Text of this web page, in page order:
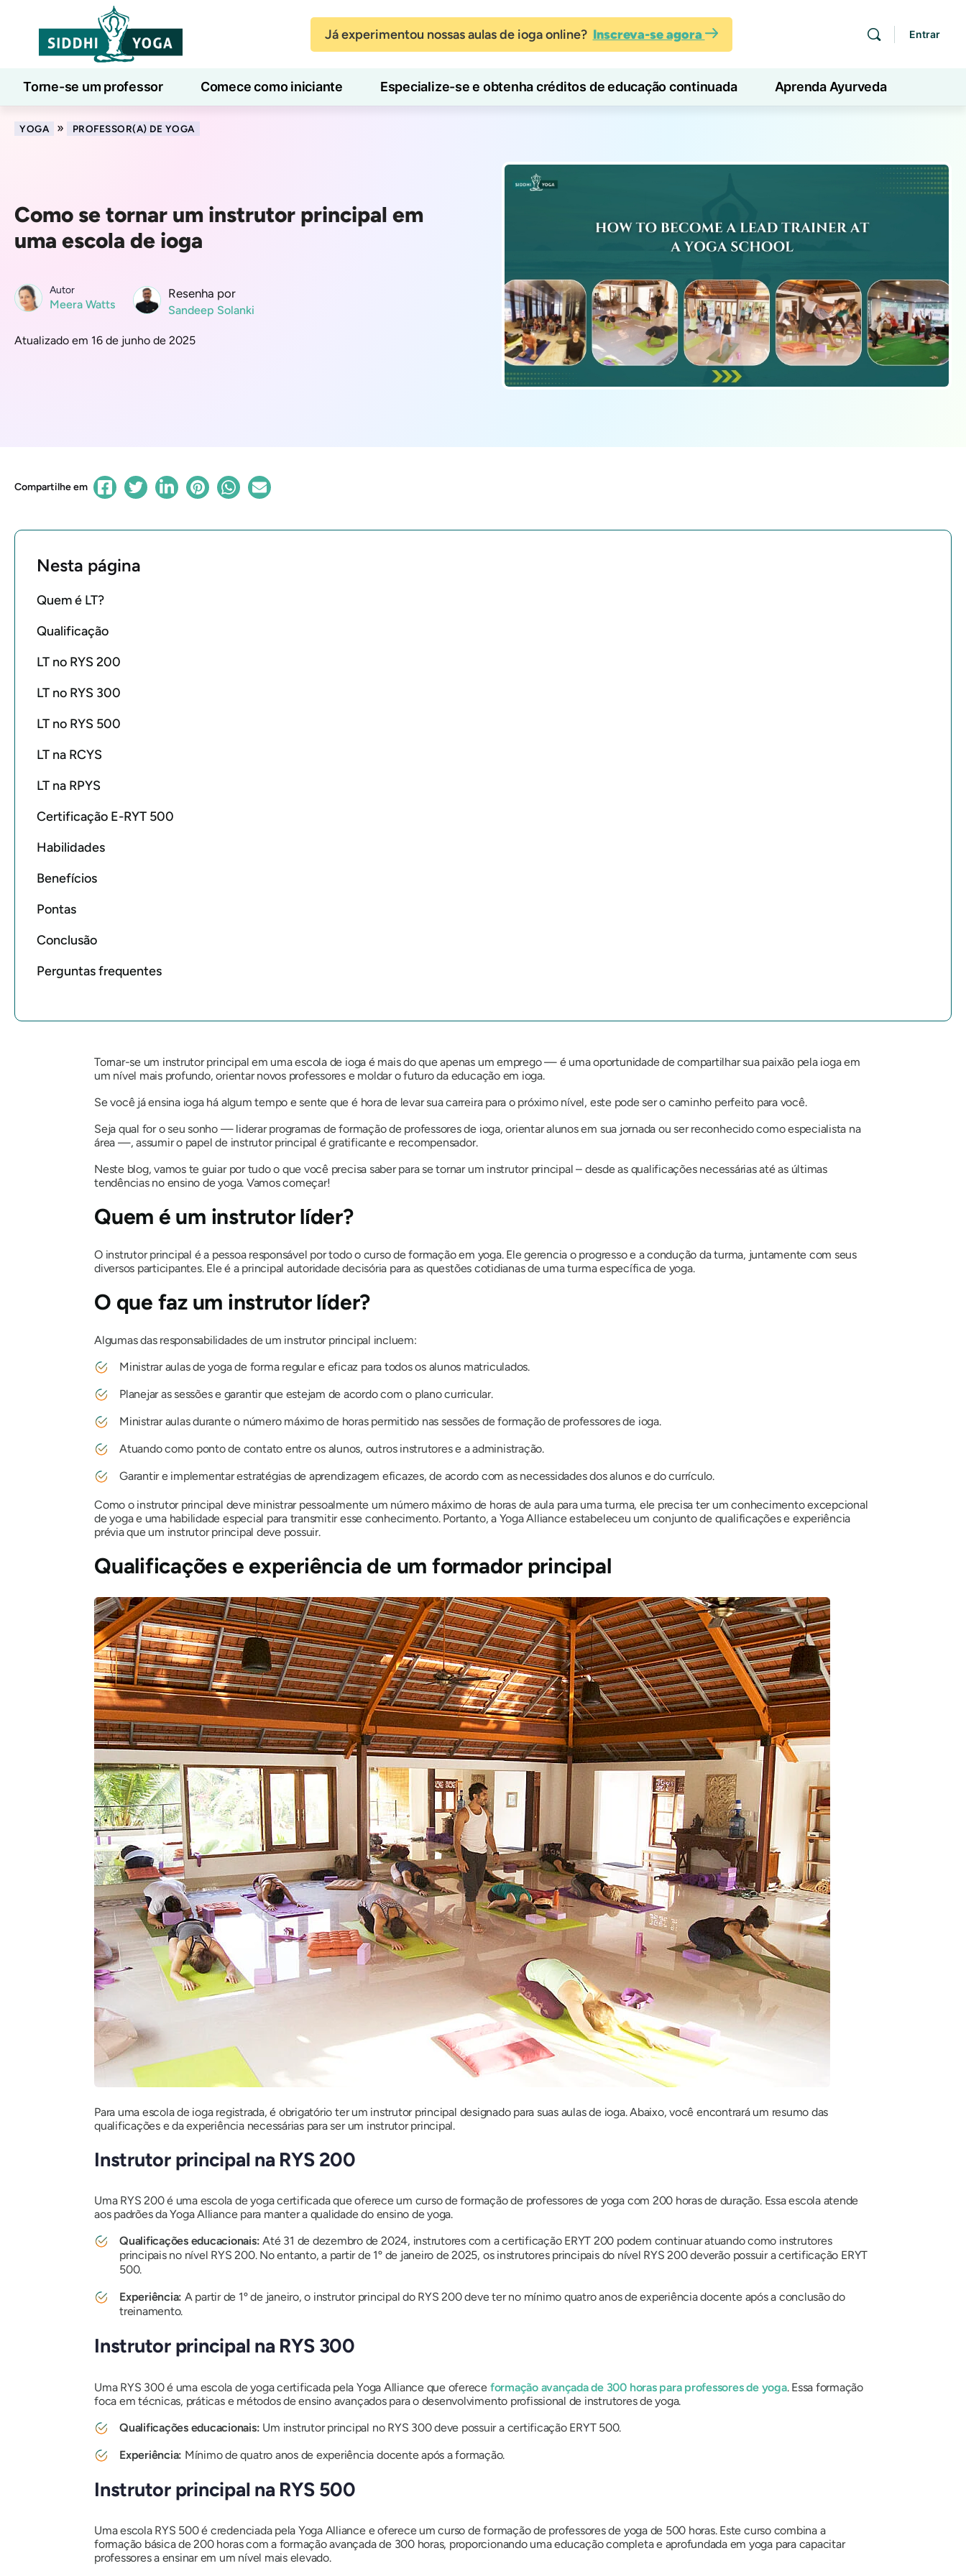
Já experimentou nossas aulas de ioga online? Inscreva-se agora Entrar
Torne-se um professor Comece como iniciante Especialize-se e obtenha créditos de educação continuada Aprenda Ayurveda
Aulas de ioga online 7 Dias de Bem-Estar
YOGA » PROFESSOR(A) DE YOGA
Como se tornar um instrutor principal em
uma escola de ioga
Autor
Meera Watts
Resenha por
Sandeep Solanki
Atualizado em 16 de junho de 2025
Compartilhe em
Nesta página
Quem é LT?
Qualificação
LT no RYS 200
LT no RYS 300
LT no RYS 500
LT na RCYS
LT na RPYS
Certificação E-RYT 500
Habilidades
Benefícios
Pontas
Conclusão
Perguntas frequentes
Tornar-se um instrutor principal em uma escola de ioga é mais do que apenas um emprego — é uma oportunidade de compartilhar sua paixão pela ioga em
um nível mais profundo, orientar novos professores e moldar o futuro da educação em ioga.
Se você já ensina ioga há algum tempo e sente que é hora de levar sua carreira para o próximo nível, este pode ser o caminho perfeito para você.
Seja qual for o seu sonho — liderar programas de formação de professores de ioga, orientar alunos em sua jornada ou ser reconhecido como especialista na
área —, assumir o papel de instrutor principal é gratificante e recompensador.
Neste blog, vamos te guiar por tudo o que você precisa saber para se tornar um instrutor principal – desde as qualificações necessárias até as últimas
tendências no ensino de yoga. Vamos começar!
Quem é um instrutor líder?
O instrutor principal é a pessoa responsável por todo o curso de formação em yoga. Ele gerencia o progresso e a condução da turma, juntamente com seus
diversos participantes. Ele é a principal autoridade decisória para as questões cotidianas de uma turma específica de yoga.
O que faz um instrutor líder?
Algumas das responsabilidades de um instrutor principal incluem:
Ministrar aulas de yoga de forma regular e eficaz para todos os alunos matriculados.
Planejar as sessões e garantir que estejam de acordo com o plano curricular.
Ministrar aulas durante o número máximo de horas permitido nas sessões de formação de professores de ioga.
Atuando como ponto de contato entre os alunos, outros instrutores e a administração.
Garantir e implementar estratégias de aprendizagem eficazes, de acordo com as necessidades dos alunos e do currículo.
Como o instrutor principal deve ministrar pessoalmente um número máximo de horas de aula para uma turma, ele precisa ter um conhecimento excepcional
de yoga e uma habilidade especial para transmitir esse conhecimento. Portanto, a Yoga Alliance estabeleceu um conjunto de qualificações e experiência
prévia que um instrutor principal deve possuir.
Qualificações e experiência de um formador principal
Para uma escola de ioga registrada, é obrigatório ter um instrutor principal designado para suas aulas de ioga. Abaixo, você encontrará um resumo das
qualificações e da experiência necessárias para ser um instrutor principal.
Instrutor principal na RYS 200
Uma RYS 200 é uma escola de yoga certificada que oferece um curso de formação de professores de yoga com 200 horas de duração. Essa escola atende
aos padrões da Yoga Alliance para manter a qualidade do ensino de yoga.
Qualificações educacionais: Até 31 de dezembro de 2024, instrutores com a certificação ERYT 200 podem continuar atuando como instrutores
principais no nível RYS 200. No entanto, a partir de 1º de janeiro de 2025, os instrutores principais do nível RYS 200 deverão possuir a certificação ERYT
500.
Experiência: A partir de 1º de janeiro, o instrutor principal do RYS 200 deve ter no mínimo quatro anos de experiência docente após a conclusão do
treinamento.
Instrutor principal na RYS 300
Uma RYS 300 é uma escola de yoga certificada pela Yoga Alliance que oferece formação avançada de 300 horas para professores de yoga. Essa formação
foca em técnicas, práticas e métodos de ensino avançados para o desenvolvimento profissional de instrutores de yoga.
Qualificações educacionais: Um instrutor principal no RYS 300 deve possuir a certificação ERYT 500.
Experiência: Mínimo de quatro anos de experiência docente após a formação.
Instrutor principal na RYS 500
Uma escola RYS 500 é credenciada pela Yoga Alliance e oferece um curso de formação de professores de yoga de 500 horas. Este curso combina a
formação básica de 200 horas com a formação avançada de 300 horas, proporcionando uma educação completa e aprofundada em yoga para capacitar
professores a ensinar em um nível mais elevado.